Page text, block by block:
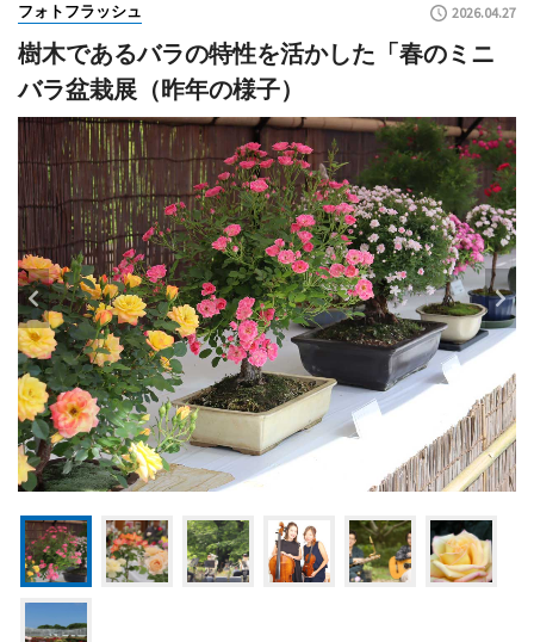
フォトフラッシュ 2026.04.27
樹木であるバラの特性を活かした「春のミニ
バラ盆栽展（昨年の様子）